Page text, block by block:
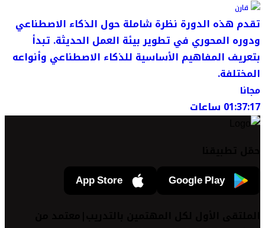
قارن
تقدم هذه الدورة نظرة شاملة حول الذكاء الاصطناعي
ودوره المحوري في تطوير بيئة العمل الحديثة. تبدأ
بتعريف المفاهيم الأساسية للذكاء الاصطناعي وأنواعه
المختلفة.
مجانا
01:37:17 ساعات
Google Play
App Store